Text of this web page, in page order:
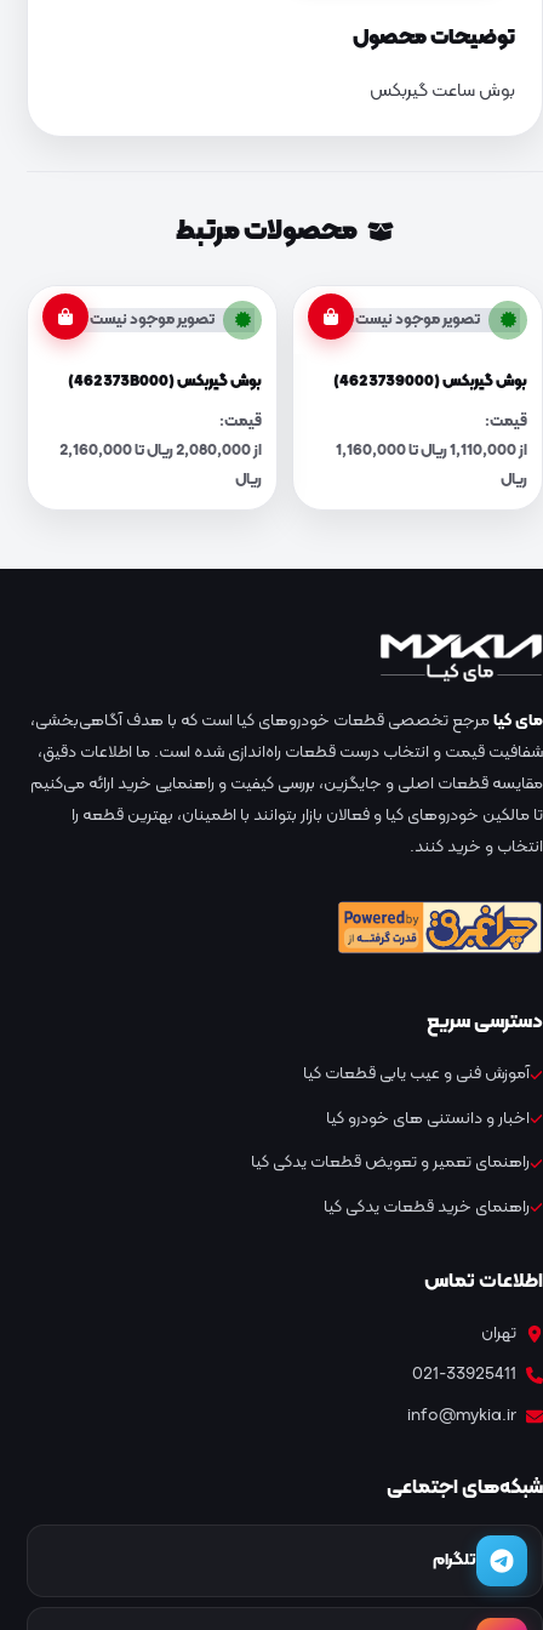
توضیحات محصول
بوش ساعت گیربکس
محصولات مرتبط
تصویر موجود نیست
بوش گیربکس (4623739000)
قیمت:
از 1,110,000 ریال تا 1,160,000
ریال
تصویر موجود نیست
بوش گیربکس (462373B000)
قیمت:
از 2,080,000 ریال تا 2,160,000
ریال
مای کیامرجع تخصصی قطعات خودروهای کیا است که با هدف آگاهی‌بخشی،
شفافیت قیمت و انتخاب درست قطعات راه‌اندازی شده است. ما اطلاعات دقیق،
مقایسه قطعات اصلی و جایگزین، بررسی کیفیت و راهنمایی خرید ارائه می‌کنیم
تا مالکین خودروهای کیا و فعالان بازار بتوانند با اطمینان، بهترین قطعه را
انتخاب و خرید کنند.
دسترسی سریع
آموزش فنی و عیب یابی قطعات کیا
اخبار و دانستنی های خودرو کیا
راهنمای تعمیر و تعویض قطعات یدکی کیا
راهنمای خرید قطعات یدکی کیا
اطلاعات تماس
تهران
021-33925411
info@mykia.ir
شبکه‌های اجتماعی
تلگرام